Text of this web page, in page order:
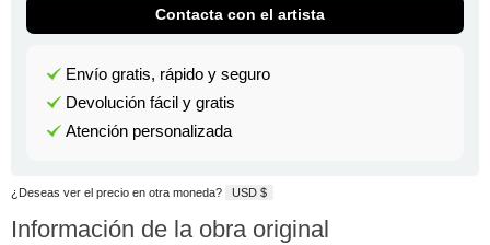
Contacta con el artista
Envío gratis, rápido y seguro
Devolución fácil y gratis
Atención personalizada
¿Deseas ver el precio en otra moneda? USD $
Información de la obra original